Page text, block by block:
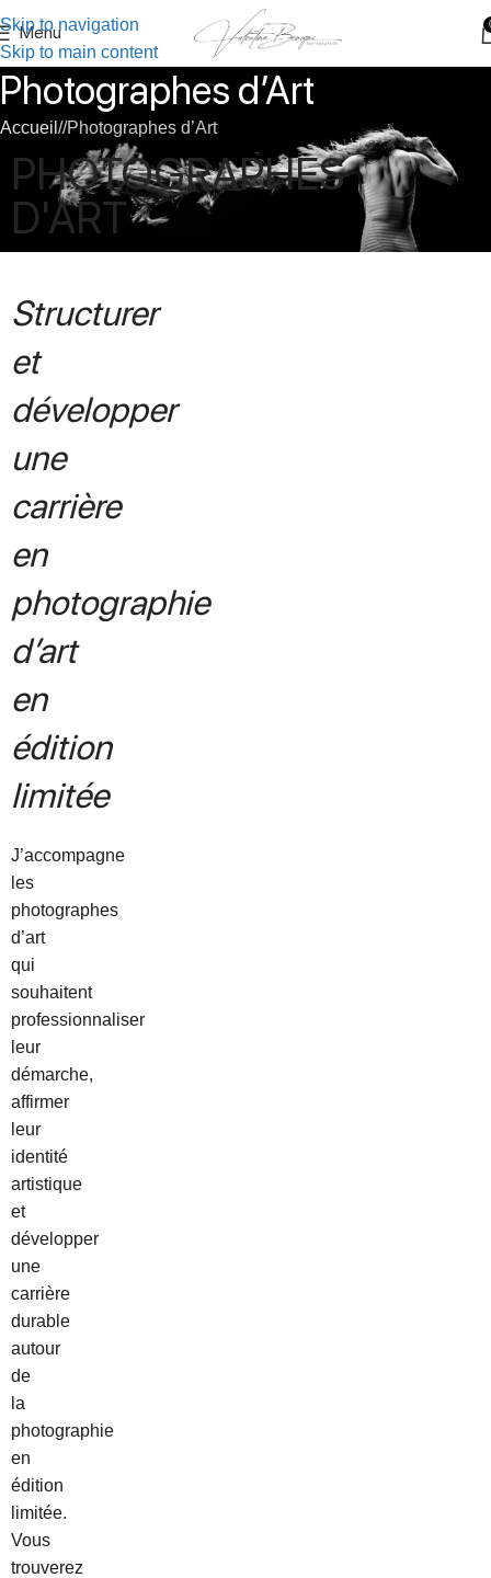
Skip to navigation
Skip to main content
Menu
Photographes d’Art
Accueil / Photographes d’Art
PHOTOGRAPHES
D'ART
Structurer
et
développer
une
carrière
en
photographie
d’art
en
édition
limitée
J’accompagne
les
photographes
d’art
qui
souhaitent
professionnaliser
leur
démarche,
affirmer
leur
identité
artistique
et
développer
une
carrière
durable
autour
de
la
photographie
en
édition
limitée.
Vous
trouverez